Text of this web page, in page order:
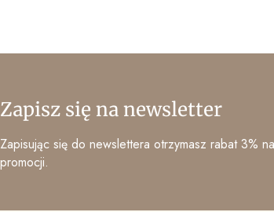
Zapisz się na newsletter
Zapisując się do newslettera otrzymasz rabat 3%
promocji.